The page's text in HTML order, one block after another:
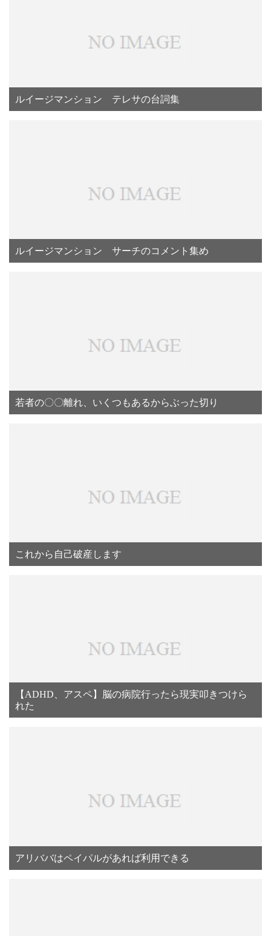
ルイージマンション テレサの台詞集
ルイージマンション サーチのコメント集め
若者の〇〇離れ、いくつもあるからぶった切り
これから自己破産します
【ADHD、アスペ】脳の病院行ったら現実叩きつけら
れた
アリババはペイパルがあれば利用できる